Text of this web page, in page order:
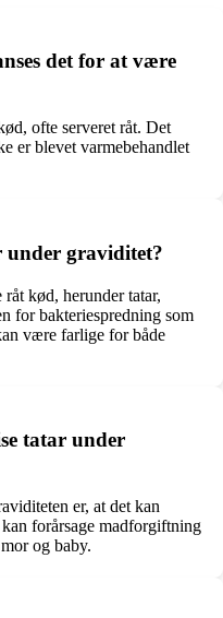
det for at være
ofte serveret råt. Det
er blevet varmebehandlet
under graviditet?
kød, herunder tatar,
for bakteriespredning som
være farlige for både
tatar under
er, at det kan
forårsage madforgiftning
og baby.